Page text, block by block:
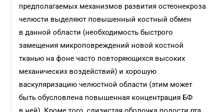
предполагаемых механизмов развития остеонекроза
челюсти выделяют повышенный костный обмен
в данной области (необходимость быстрого
замещения микроповреждений новой костной
тканью на фоне часто повторяющихся высоких
механических воздействий) и хорошую
васкуляризацию челюстной области (этим может
быть обусловлена повышенная концентрация БФ